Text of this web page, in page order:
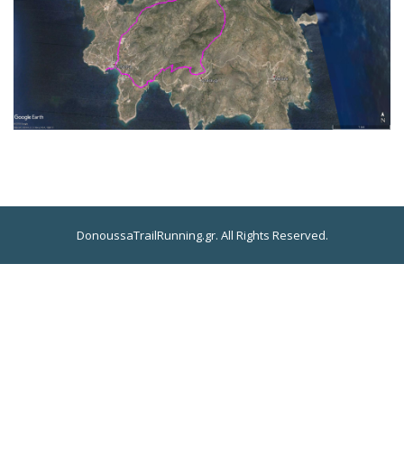
DonoussaTrailRunning.gr. All Rights Reserved.